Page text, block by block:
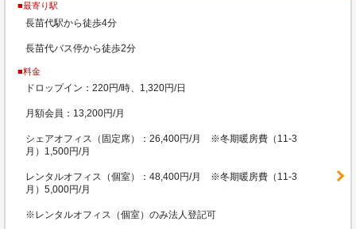
■最寄り駅
長苗代駅から徒歩4分
長苗代バス停から徒歩2分
■料金
ドロップイン：220円/時、1,320円/日
月額会員：13,200円/月
シェアオフィス（固定席）：26,400円/月 ※冬期暖房費（11-3
月）1,500円/月
レンタルオフィス（個室）：48,400円/月 ※冬期暖房費（11-3
月）5,000円/月
※レンタルオフィス（個室）のみ法人登記可